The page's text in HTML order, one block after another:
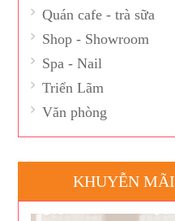
Quán cafe - trà sữa
Shop - Showroom
Spa - Nail
Triển Lãm
Văn phòng
KHUYỄN MÃI